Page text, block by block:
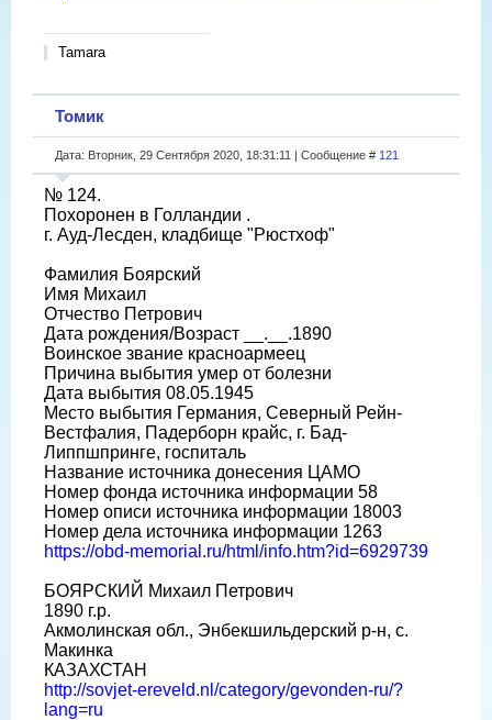
Tamara
Томик
Дата: Вторник, 29 Сентября 2020, 18:31:11 | Сообщение # 121
№ 124.
Похоронен в Голландии .
г. Ауд-Лесден, кладбище "Рюстхоф"
Фамилия Боярский
Имя Михаил
Отчество Петрович
Дата рождения/Возраст __.__.1890
Воинское звание красноармеец
Причина выбытия умер от болезни
Дата выбытия 08.05.1945
Место выбытия Германия, Северный Рейн-
Вестфалия, Падерборн крайс, г. Бад-
Липпшпринге, госпиталь
Название источника донесения ЦАМО
Номер фонда источника информации 58
Номер описи источника информации 18003
Номер дела источника информации 1263
https://obd-memorial.ru/html/info.htm?id=6929739
БОЯРСКИЙ Михаил Петрович
1890 г.р.
Акмолинская обл., Энбекшильдерский р-н, с.
Макинка
КАЗАХСТАН
http://sovjet-ereveld.nl/category/gevonden-ru/?
lang=ru